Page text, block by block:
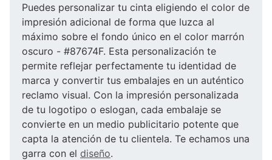
Puedes personalizar tu cinta eligiendo el color de
impresión adicional de forma que luzca al
máximo sobre el fondo único en el color marrón
oscuro - #87674F. Esta personalización te
permite reflejar perfectamente tu identidad de
marca y convertir tus embalajes en un auténtico
reclamo visual. Con la impresión personalizada
de tu logotipo o eslogan, cada embalaje se
convierte en un medio publicitario potente que
capta la atención de tu clientela. Te echamos una
garra con el diseño.